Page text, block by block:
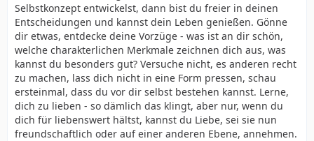
Selbstkonzept entwickelst, dann bist du freier in deinen
Entscheidungen und kannst dein Leben genießen. Gönne
dir etwas, entdecke deine Vorzüge - was ist an dir schön,
welche charakterlichen Merkmale zeichnen dich aus, was
kannst du besonders gut? Versuche nicht, es anderen recht
zu machen, lass dich nicht in eine Form pressen, schau
ersteinmal, dass du vor dir selbst bestehen kannst. Lerne,
dich zu lieben - so dämlich das klingt, aber nur, wenn du
dich für liebenswert hältst, kannst du Liebe, sei sie nun
freundschaftlich oder auf einer anderen Ebene, annehmen.